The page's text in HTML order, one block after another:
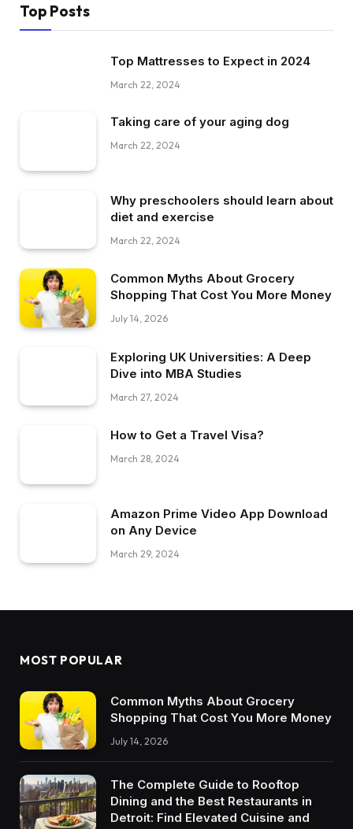
Top Posts
Top Mattresses to Expect in 2024
March 22, 2024
Taking care of your aging dog
March 22, 2024
Why preschoolers should learn about
diet and exercise
March 22, 2024
Common Myths About Grocery
Shopping That Cost You More Money
July 14, 2026
Exploring UK Universities: A Deep
Dive into MBA Studies
March 27, 2024
How to Get a Travel Visa?
March 28, 2024
Amazon Prime Video App Download
on Any Device
March 29, 2024
MOST POPULAR
Common Myths About Grocery
Shopping That Cost You More Money
July 14, 2026
The Complete Guide to Rooftop
Dining and the Best Restaurants in
Detroit: Find Elevated Cuisine and